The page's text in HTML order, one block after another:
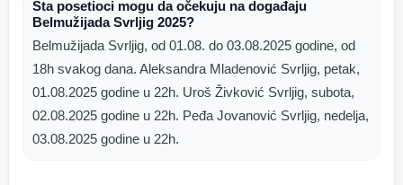
Šta posetioci mogu da očekuju na događaju
Belmužijada Svrljig 2025?
Belmužijada Svrljig, od 01.08. do 03.08.2025 godine, od
18h svakog dana. Aleksandra Mladenović Svrljig, petak,
01.08.2025 godine u 22h. Uroš Živković Svrljig, subota,
02.08.2025 godine u 22h. Peđa Jovanović Svrljig, nedelja,
03.08.2025 godine u 22h.